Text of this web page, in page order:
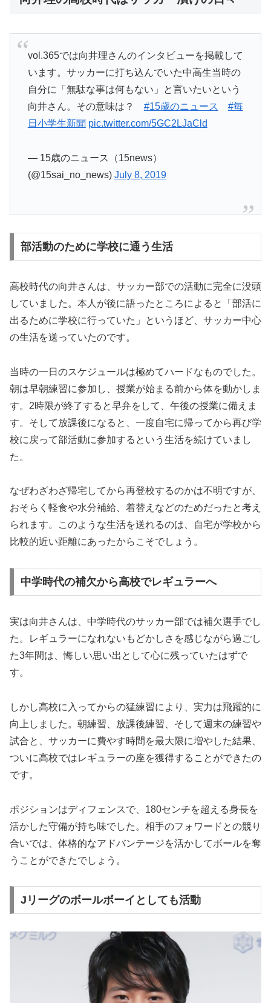
vol.365では向井理さんのインタビューを掲載して
います。サッカーに打ち込んでいた中高生当時の
自分に「無駄な事は何もない」と言いたいという
向井さん。その意味は？ #15歳のニュース
#毎
日小学生新聞 pic.twitter.com/5GC2LJaCld
— 15歳のニュース（15news）
(@15sai_no_news) July 8, 2019
部活動のために学校に通う生活
高校時代の向井さんは、サッカー部での活動に完全に没頭
していました。本人が後に語ったところによると「部活に
出るために学校に行っていた」というほど、サッカー中心
の生活を送っていたのです。
当時の一日のスケジュールは極めてハードなものでした。
朝は早朝練習に参加し、授業が始まる前から体を動かしま
す。2時限が終了すると早弁をして、午後の授業に備えま
す。そして放課後になると、一度自宅に帰ってから再び学
校に戻って部活動に参加するという生活を続けていまし
た。
なぜわざわざ帰宅してから再登校するのかは不明ですが、
おそらく軽食や水分補給、着替えなどのためだったと考え
られます。このような生活を送れるのは、自宅が学校から
比較的近い距離にあったからこそでしょう。
中学時代の補欠から高校でレギュラーへ
実は向井さんは、中学時代のサッカー部では補欠選手でし
た。レギュラーになれないもどかしさを感じながら過ごし
た3年間は、悔しい思い出として心に残っていたはずで
す。
しかし高校に入ってからの猛練習により、実力は飛躍的に
向上しました。朝練習、放課後練習、そして週末の練習や
試合と、サッカーに費やす時間を最大限に増やした結果、
ついに高校ではレギュラーの座を獲得することができたの
です。
ポジションはディフェンスで、180センチを超える身長を
活かした守備が持ち味でした。相手のフォワードとの競り
合いでは、体格的なアドバンテージを活かしてボールを奪
うことができたでしょう。
Jリーグのボールボーイとしても活動